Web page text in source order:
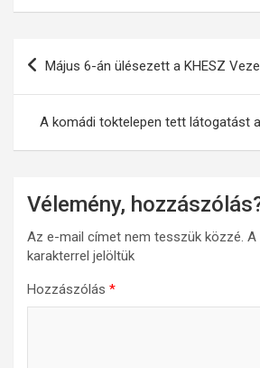
Bejegyzés
navigáció
Május 6-án ülésezett a KHESZ
A komádi toktelepen tett látogatást
Vélemény,
Az e-mail címet nem tesszük közzé. A
karakterrel jelöltük
Hozzászólás *